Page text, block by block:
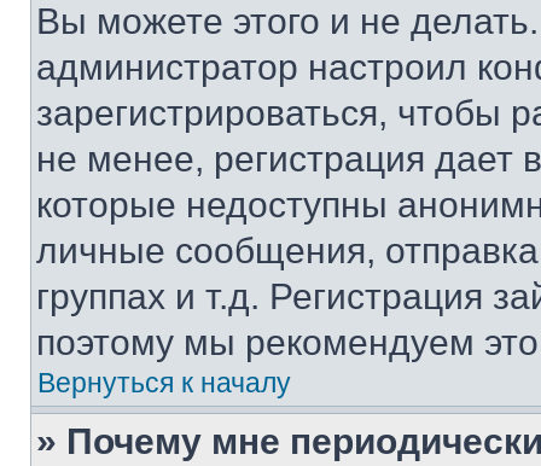
Вы можете этого и не
администратор настроил
зарегистрироваться, чтобы
не менее, регистрация
которые недоступны
личные сообщения,
группах и т.д. Регистрация
поэтому мы рекомендуем
Вернуться к началу
» Почему мне